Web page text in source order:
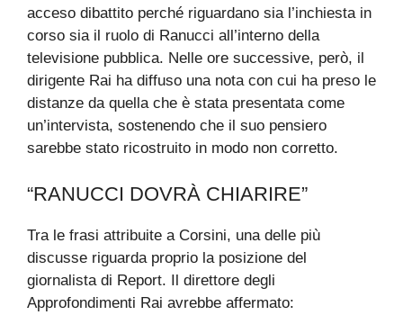
acceso dibattito perché riguardano sia l’inchiesta in
corso sia il ruolo di Ranucci all’interno della
televisione pubblica. Nelle ore successive, però, il
dirigente Rai ha diffuso una nota con cui ha preso le
distanze da quella che è stata presentata come
un’intervista, sostenendo che il suo pensiero
sarebbe stato ricostruito in modo non corretto.
“RANUCCI DOVRÀ CHIARIRE”
Tra le frasi attribuite a Corsini, una delle più
discusse riguarda proprio la posizione del
giornalista di Report. Il direttore degli
Approfondimenti Rai avrebbe affermato: